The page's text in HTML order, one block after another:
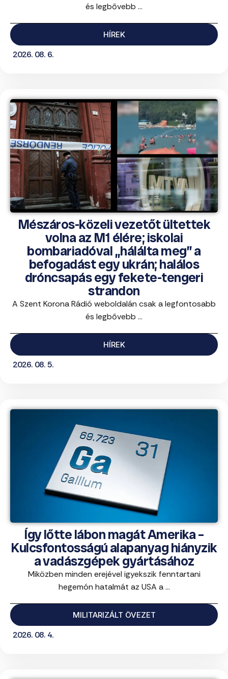
és legbővebb ...
HÍREK
2026. 08. 6.
Mészáros-közeli vezetőt ültettek
volna az M1 élére; iskolai
bombariadóval „hálálta meg” a
befogadást egy ukrán; halálos
dróncsapás egy fekete-tengeri
strandon
A Szent Korona Rádió weboldalán csak a legfontosabb
és legbővebb ...
HÍREK
2026. 08. 5.
Így lőtte lábon magát Amerika –
Kulcsfontosságú alapanyag hiányzik
a vadászgépek gyártásához
Miközben minden erejével igyekszik fenntartani
hegemón hatalmát az USA a ...
MILITARIZÁLT ÖVEZET
2026. 08. 4.